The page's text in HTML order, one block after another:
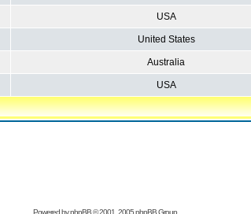
USA
United States
Australia
USA
Powered byphpBB© 2001, 2005 phpBB Group